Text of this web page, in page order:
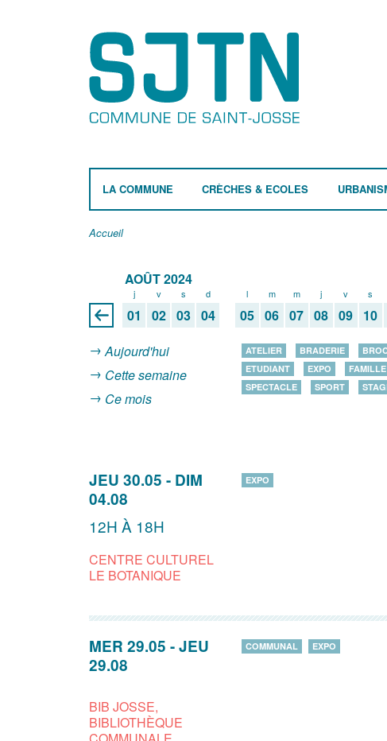
LA COMMUNE CRÈCHES & ECOLES
Accueil
AOÛT 2024
j
01
v
02
s
03
d
04
l
05
m
06
m
07
j
08
v
09
s
10
Aujourd'hui
Cette semaine
Ce mois
ATELIER BRADERIE
ETUDIANT
EXPO FAMILLE
SPECTACLE
SPORT
JEU 30.05 - DIM
04.08
12H À 18H
CENTRE CULTUREL
LE BOTANIQUE
EXPO
MER 29.05 -JEU
29.08
BIB JOSSE,
BIBLIOTHÈQUE
COMMUNAL EXPO